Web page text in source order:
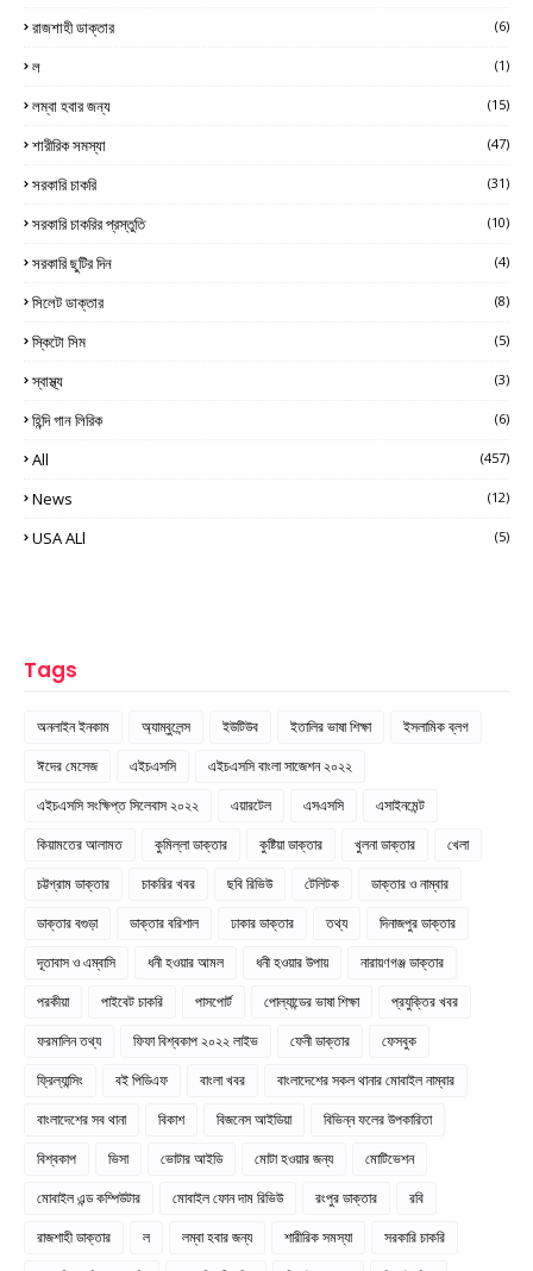
রাজশাহী ডাক্তার (6)
ল (1)
লম্বা হবার জন্য (15)
শারীরিক সমস্যা (47)
সরকারি চাকরি (31)
সরকারি চাকরির প্রস্তুতি (10)
সরকারি ছুটির দিন (4)
সিলেট ডাক্তার (8)
স্কিটো সিম (5)
স্বাস্থ্য (3)
হিন্দি গান লিরিক (6)
All (457)
News (12)
USA ALl (5)
Tags
অনলাইন ইনকাম অ্যাম্বুলেন্স ইউটিউব ইতালির ভাষা শিক্ষা
ইসলামিক ব্লগ
ঈদের মেসেজ
এইচএসসি
এইচএসসি বাংলা সাজেশন ২০২২
এইচএসসি সংক্ষিপ্ত সিলেবাস ২০২২
এয়ারটেল এসএসসি
এসাইনমেন্ট
কিয়ামতের আলামত
কুমিল্লা ডাক্তার কুষ্টিয়া ডাক্তার খুলনা ডাক্তার
খেলা
চট্টগ্রাম ডাক্তার
চাকরির খবর ছবি রিভিউ টেলিটক
ডাক্তার ও নাম্বার
ডাক্তার বগুড়া
ডাক্তার বরিশাল ঢাকার ডাক্তার তথ্য
দিনাজপুর ডাক্তার
দূতাবাস ও এম্বাসি
ধনী হওয়ার আমল ধনী হওয়ার উপায়
নারায়ণগঞ্জ ডাক্তার
পরকীয়া
পাইবেট চাকরি পাসপোর্ট পোল্যান্ডের ভাষা শিক্ষা
প্রযুক্তির খবর
ফরমালিন তথ্য
ফিফা বিশ্বকাপ ২০২২ লাইভ ফেনী ডাক্তার
ফেসবুক
ফ্রিল্যান্সিং
বই পিডিএফ বাংলা খবর
বাংলাদেশের সকল থানার মোবাইল নাম্বার
বাংলাদেশের সব থানা
বিকাশ বিজনেস আইডিয়া
বিভিন্ন ফলের উপকারিতা
বিশ্বকাপ
ভিসা ভোটার আইডি মোটা হওয়ার জন্য
মোটিভেশন
মোবাইল এন্ড কম্পিউটার
মোবাইল ফোন দাম রিভিউ রংপুর ডাক্তার
রবি
রাজশাহী ডাক্তার
ল লম্বা হবার জন্য শারীরিক সমস্যা
সরকারি চাকরি